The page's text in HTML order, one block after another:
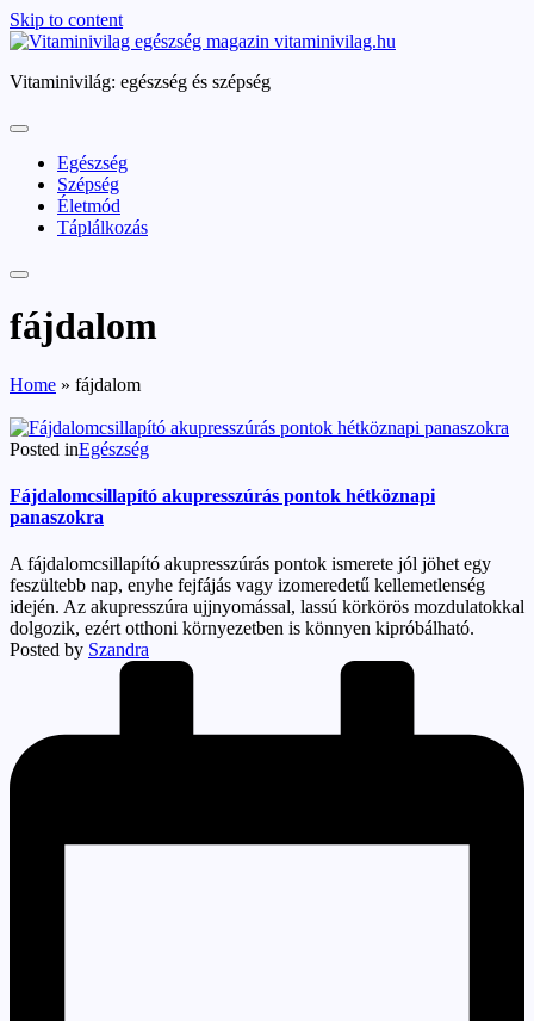
Skip to content
vitaminivilag.hu
Vitaminivilág: egészség és szépség
Egészség
Szépség
Életmód
Táplálkozás
fájdalom
Home » fájdalom
Posted inEgészség
Fájdalomcsillapító akupresszúrás pontok hétköznapi
panaszokra
A fájdalomcsillapító akupresszúrás pontok ismerete jól jöhet egy
feszültebb nap, enyhe fejfájás vagy izomeredetű kellemetlenség
idején. Az akupresszúra ujjnyomással, lassú körkörös mozdulatokkal
dolgozik, ezért otthoni környezetben is könnyen kipróbálható.
Posted by Szandra